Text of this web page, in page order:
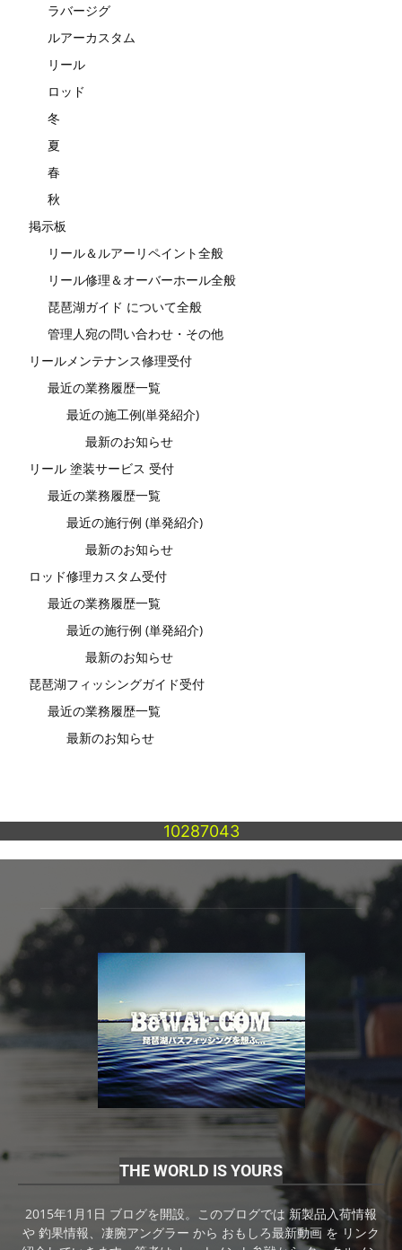
ラバージグ
ルアーカスタム
リール
ロッド
冬
夏
春
秋
掲示板
リール＆ルアーリペイント全般
リール修理＆オーバーホール全般
琵琶湖ガイド について全般
管理人宛の問い合わせ・その他
リールメンテナンス修理受付
最近の業務履歴一覧
最近の施工例(単発紹介)
最新のお知らせ
リール 塗装サービス 受付
最近の業務履歴一覧
最近の施行例 (単発紹介)
最新のお知らせ
ロッド修理カスタム受付
最近の業務履歴一覧
最近の施行例 (単発紹介)
最新のお知らせ
琵琶湖フィッシングガイド受付
最近の業務履歴一覧
最新のお知らせ
10287043
THE WORLD IS YOURS
2015年1月1日 ブログを開設。このブログでは 新製品入荷情報
や 釣果情報、凄腕アングラー から おもしろ最新動画 を リンク